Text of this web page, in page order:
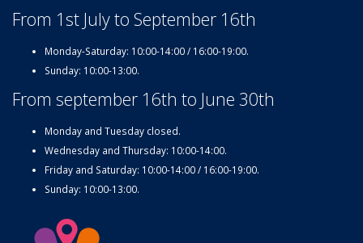
From 1st July to September 16th
Monday-Saturday: 10:00-14:00 / 16:00-19:00.
Sunday: 10:00-13:00.
From september 16th to June 30th
Monday and Tuesday closed.
Wednesday and Thursday: 10:00-14:00.
Friday and Saturday: 10:00-14:00 / 16:00-19:00.
Sunday: 10:00-13:00.